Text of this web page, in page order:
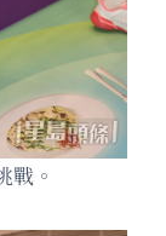
戰。